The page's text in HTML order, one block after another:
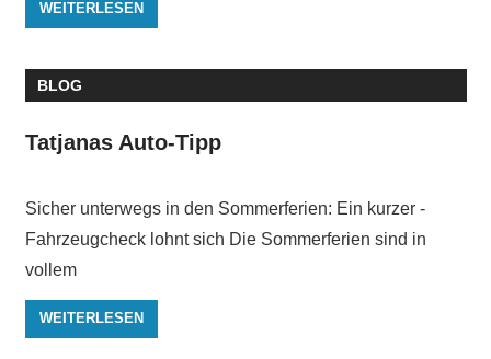
WEITERLESEN
BLOG
Tatjanas Auto-Tipp
Sicher unterwegs in den ­Sommerferien: Ein kurzer ­
Fahrzeugcheck lohnt sich Die Sommerferien sind in
vollem
WEITERLESEN